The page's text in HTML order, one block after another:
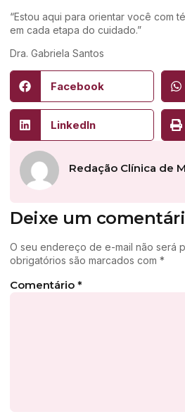
“Estou aqui para orientar você com
em cada etapa do cuidado.”
Dra. Gabriela Santos
Facebook
LinkedIn
Redação Clínica de
Deixe um
O seu endereço de e-mail não será
obrigatórios são marcados com *
Comentário *